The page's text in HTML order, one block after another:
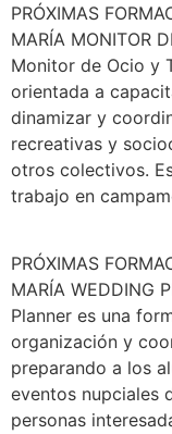
PRÓXIMAS
MARÍA MONITOR
Monitor de Ocio y
orientada a
dinamizar y
recreativas y
otros colectivos.
trabajo en
PRÓXIMAS
MARÍA WEDDING
Planner es una
organización y
preparando a los
eventos nupciales
personas